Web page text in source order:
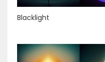
Blacklight